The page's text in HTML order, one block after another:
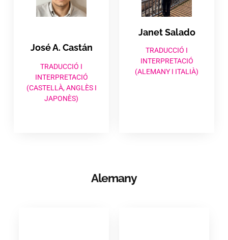
José A. Castán
TRADUCCIÓ I
INTERPRETACIÓ
(CASTELLÀ, ANGLÈS I
JAPONÈS)
Janet Salado
TRADUCCIÓ I
INTERPRETACIÓ
(ALEMANY I ITALIÀ)
Alemany